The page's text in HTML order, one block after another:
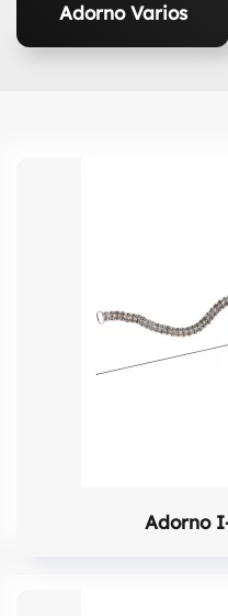
Adorno Varios
Adorno